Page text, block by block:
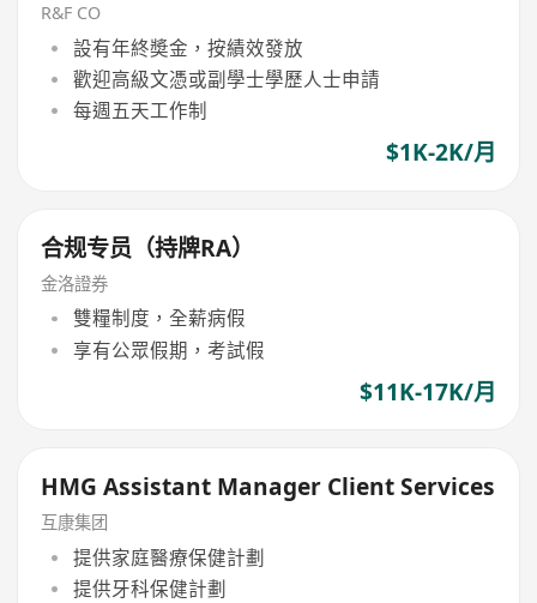
R&F CO
設有年終奬金，按績效發放
歡迎高級文憑或副學士學歷人士申請
每週五天工作制
$1K-2K/月
合规专员（持牌RA）
金洛證券
雙糧制度，全薪病假
享有公眾假期，考試假
$11K-17K/月
HMG Assistant Manager Client Services
互康集团
提供家庭醫療保健計劃
提供牙科保健計劃